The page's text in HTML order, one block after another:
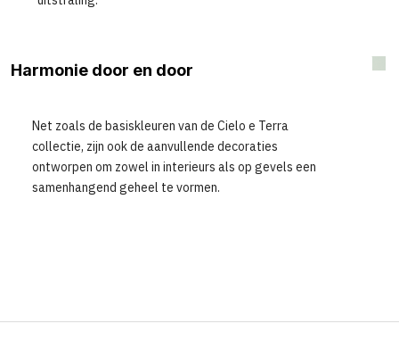
Harmonie door en door
Net zoals de basiskleuren van de Cielo e Terra
collectie, zijn ook de aanvullende decoraties
ontworpen om zowel in interieurs als op gevels een
samenhangend geheel te vormen.